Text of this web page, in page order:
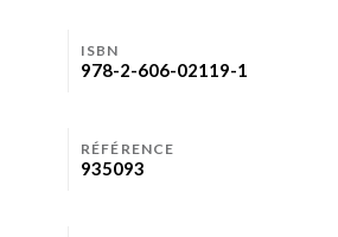
ISBN
978-2-606-02119-1
RÉFÉRENCE
935093